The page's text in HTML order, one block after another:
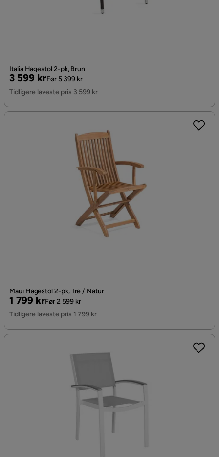
Italia Hagestol 2-pk, Brun
Pris
3 599 kr
Original
Pris
Før 5 399 kr
Tidligere laveste pris 3 599 kr
Maui Hagestol 2-pk, Tre / Natur
Pris
1 799 kr
Original
Pris
Før 2 599 kr
Tidligere laveste pris 1 799 kr